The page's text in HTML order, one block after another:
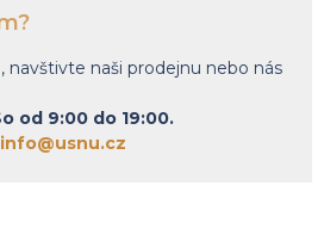
navštivte naši prodejnu nebo nás
od 9:00 do 19:00.
info@usnu.cz